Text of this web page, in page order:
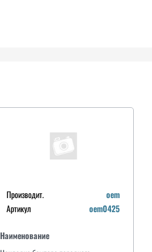
Производит.
oem
Артикул
oem0425
Наименование